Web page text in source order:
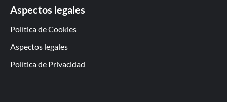
Aspectos legales
Política de Cookies
Aspectos legales
Política de Privacidad